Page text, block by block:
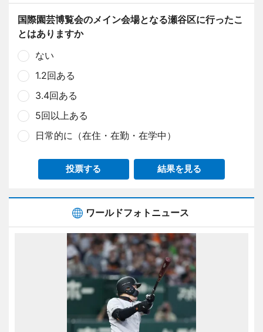
国際園芸博覧会のメイン会場となる瀬谷区に行ったこ
とはありますか
ない
1.2回ある
3.4回ある
5回以上ある
日常的に（在住・在勤・在学中）
投票する 結果を見る
ワールドフォトニュース